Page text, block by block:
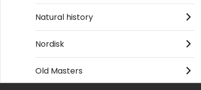
Kontakt os
Natural history
Nordisk
Old Masters